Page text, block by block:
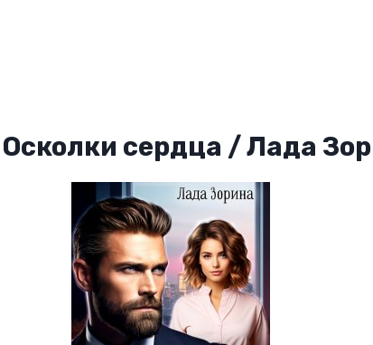
сердца / Лада